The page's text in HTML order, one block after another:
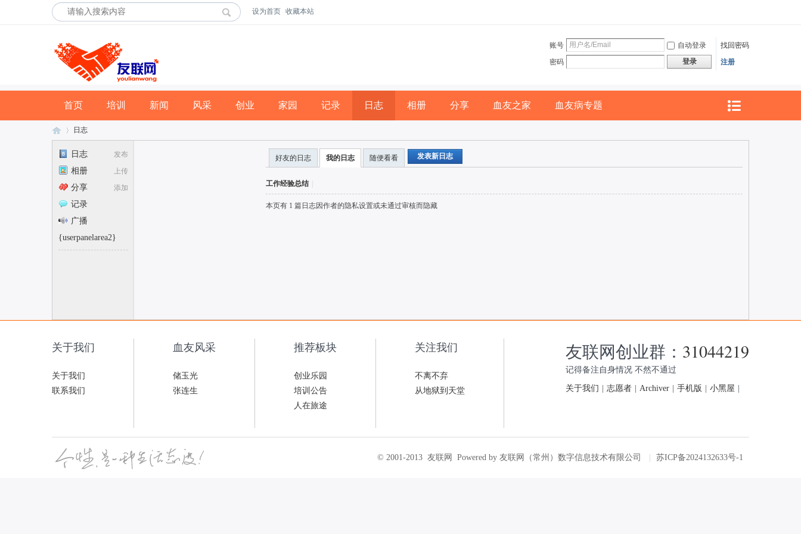
设为首页 收藏本站
账号 自动登录
找回密码
密码
登录 注册
首页 培训 新闻 风采 创业 家园 记录 日志 相册 分享 血友之家 血友病专题
日志
发布
日志
上传
相册
添加
分享
记录
广播
{userpanelarea2}
好友的日志 我的日志 随便看看 发表新日志
工作经验总结
本页有 1 篇日志因作者的隐私设置或未通过审核而隐藏
关于我们
关于我们
联系我们
血友风采
储玉光
张连生
推荐板块
创业乐园
培训公告
人在旅途
关注我们
不离不弃
从地狱到天堂
友联网创业群： 31044219
记得备注自身情况 不然不通过
关于我们 志愿者 Archiver 手机版 小黑屋
© 2001-2013 友联网 Powered by 友联网（常州）数字信息技术有限公司 苏ICP备2024132633号-1